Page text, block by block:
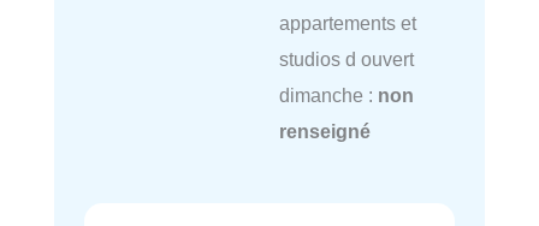
appartements et
studios d ouvert
dimanche : non
renseigné